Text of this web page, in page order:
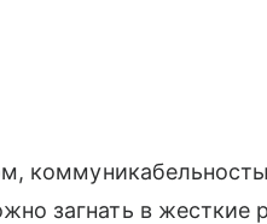
загнать в жесткие